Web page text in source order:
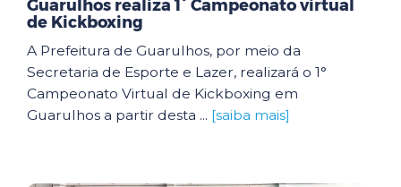
Guarulhos realiza 1° Campeonato virtual
de Kickboxing
A Prefeitura de Guarulhos, por meio da
Secretaria de Esporte e Lazer, realizará o 1°
Campeonato Virtual de Kickboxing em
Guarulhos a partir desta ... [saiba mais]